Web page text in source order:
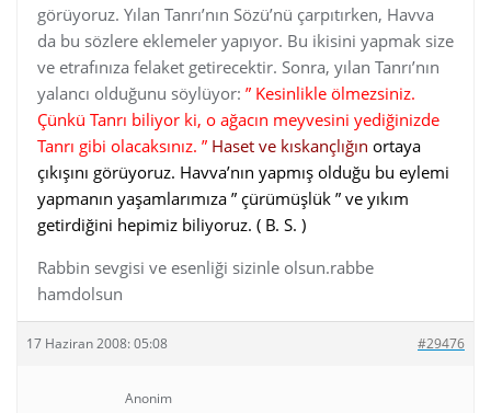
görüyoruz. Yılan Tanrı’nın Sözü’nü çarpıtırken, Havva
da bu sözlere eklemeler yapıyor. Bu ikisini yapmak size
ve etrafınıza felaket getirecektir. Sonra, yılan Tanrı’nın
yalancı olduğunu söylüyor: ” Kesinlikle ölmezsiniz.
Çünkü Tanrı biliyor ki, o ağacın meyvesini yediğinizde
Tanrı gibi olacaksınız. ” Haset ve kıskançlığın ortaya
çıkışını görüyoruz. Havva’nın yapmış olduğu bu eylemi
yapmanın yaşamlarımıza ” çürümüşlük ” ve yıkım
getirdiğini hepimiz biliyoruz. ( B. S. )
Rabbin sevgisi ve esenliği sizinle olsun.rabbe
hamdolsun
17 Haziran 2008: 05:08 #29476
Anonim